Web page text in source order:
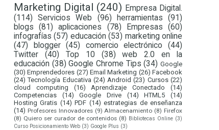
Marketing Digital (240) Empresa Digital.
(114)
Servicios Web (96) herramientas
(91)
blogs
(81) aplicaciones (78) Empresas
(60)
infografías (57) educación (53) marketing online
(47)
blogger (45) comercio electrónico
(44)
Twitter
(40) Top 10 (38)
web 2.0 en la
educación (38) Google Chrome Tips (34) Google
(30) Emprendedores (27) Email Marketing (26) Facebook
(24) Tecnología Educativa (24) Android (23) Cursos (22)
cloud computing
(16) Aprendizaje Conectado
(14)
Competencias
(14) Google Drive (14) HTML5
(14)
Hosting Gratis (14) PDF (14) estrategias de enseñanza
(14) Profesores Innovadores (9) Almacenamiento (8) Firefox
(8) Quiero ser curador de contenidos (8) Bibliotecas Online (3)
Curso Posicionamiento Web (3) Google Plus (3)